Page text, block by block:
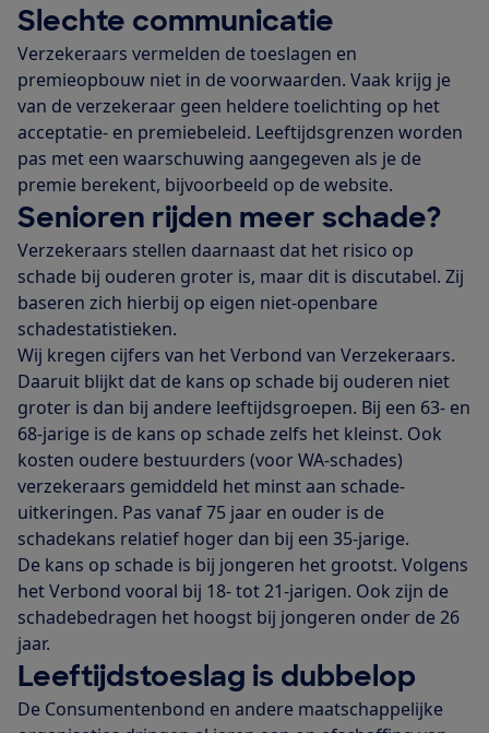
Slechte communicatie
Verzekeraars vermelden de toeslagen en
premieopbouw niet in de voorwaarden. Vaak krijg je
van de verzekeraar geen heldere toelichting op het
acceptatie- en premiebeleid. Leeftijdsgrenzen worden
pas met een waarschuwing aangegeven als je de
premie berekent, bijvoorbeeld op de website.
Senioren rijden meer schade?
Verzekeraars stellen daarnaast dat het risico op
schade bij ouderen groter is, maar dit is discutabel. Zij
baseren zich hierbij op eigen niet-openbare
schadestatistieken.
Wij kregen cijfers van het Verbond van Verzekeraars.
Daaruit blijkt dat de kans op schade bij ouderen niet
groter is dan bij andere leeftijdsgroepen. Bij een 63- en
68-jarige is de kans op schade zelfs het kleinst. Ook
kosten oudere bestuurders (voor WA-schades)
verzekeraars gemiddeld het minst aan schade-
uitkeringen. Pas vanaf 75 jaar en ouder is de
schadekans relatief hoger dan bij een 35-jarige.
De kans op schade is bij jongeren het grootst. Volgens
het Verbond vooral bij 18- tot 21-jarigen. Ook zijn de
schadebedragen het hoogst bij jongeren onder de 26
jaar.
Leeftijdstoeslag is dubbelop
De Consumentenbond en andere maatschappelijke